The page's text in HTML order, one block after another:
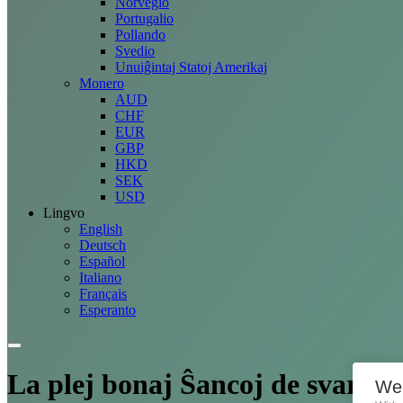
Portugalio
Pollando
Svedio
Unuiĝintaj Statoj Amerikaj
Monero
AUD
CHF
EUR
GBP
HKD
SEK
USD
Lingvo
English
Deutsch
Español
Italiano
Français
Esperanto
La plej bonaj Ŝancoj de